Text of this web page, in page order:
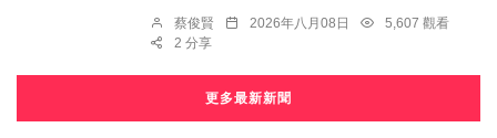
蔡俊賢 2026年八月08日
5,607 觀看
2 分享
更多最新新聞